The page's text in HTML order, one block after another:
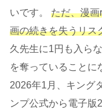
いです。 ただ、漫
画の続きを失うリス
久先生に1円も入ら
を奪っていることに
2026年1月、キング
ンプ公式から電子版